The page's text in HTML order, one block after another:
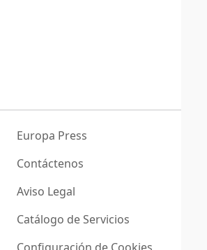
Europa Press
Contáctenos
Aviso Legal
Catálogo de Servicios